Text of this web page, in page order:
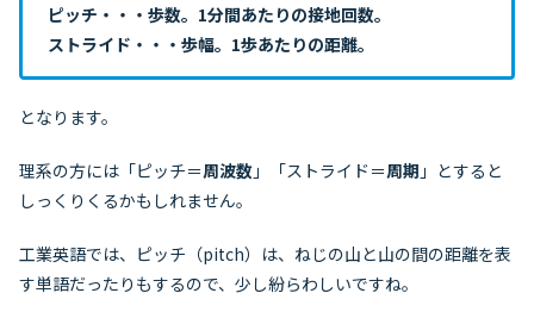
ピッチ・・・歩数。1分間あたりの接地回数。
ストライド・・・歩幅。1歩あたりの距離。
となります。
理系の方には「ピッチ＝周波数 」「ストライド＝周期 」とすると
しっくりくるかもしれません。
工業英語では、ピッチ（pitch）は、ねじの山と山の間の距離を表
す単語だったりもするので、少し紛らわしいですね。